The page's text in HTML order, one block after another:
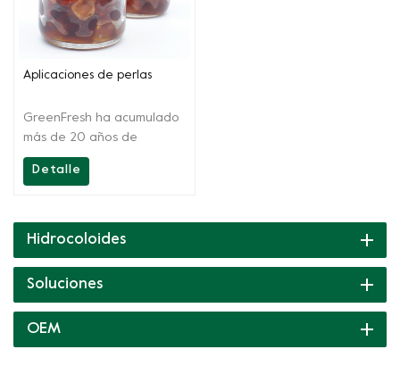
Aplicaciones de perlas
GreenFresh ha acumulado
más de 20 años de
tecnología, además de
soporte técnico in situ a
nuestros clientes, desde
recetas hasta productos
listos para usted y le
brindamos soporte total
Detalle
Hidrocoloides
Soluciones
OEM